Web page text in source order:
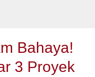
Bahaya!
3 Proyek